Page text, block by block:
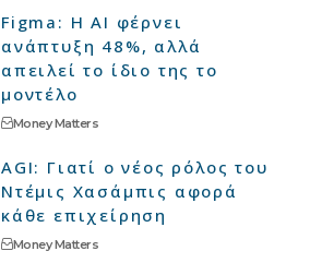
Figma: Η AI φέρνει
ανάπτυξη 48%, αλλά
απειλεί το ίδιο της το
μοντέλο
Money Matters
AGI: Γιατί ο νέος ρόλος του
Ντέμις Χασάμπις αφορά
κάθε επιχείρηση
Money Matters